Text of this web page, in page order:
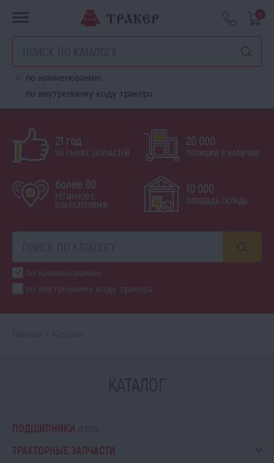
0
по наименованию
по внутреннему коду тракера
21 год
НА РЫНКЕ ЗАПЧАСТЕЙ
20 000
ПОЗИЦИЙ В НАЛИЧИИ
более 80
РЕГИОНОВ С
ПОКУПАТЕЛЯМИ
10 000
ПЛОЩАДЬ СКЛАДА
по наименованию
по внутреннему коду тракера
КАТАЛОГ
ПОДШИПНИКИ
ТРАКТОРНЫЕ ЗАПЧАСТИ